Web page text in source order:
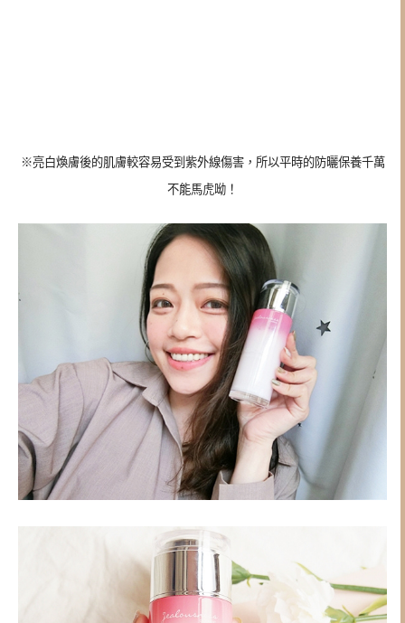
※亮白煥膚後的肌膚較容易受到紫外線傷害，所以平時的防曬保養千萬
不能馬虎呦！